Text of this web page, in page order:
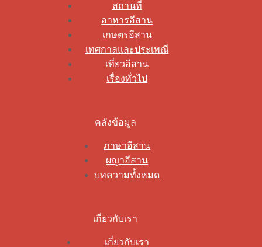
สถานที่
อาหารอีสาน
เกษตรอีสาน
เทศกาลและประเพณี
เที่ยวอีสาน
เรื่องทั่วไป
คลังข้อมูล
ภาษาอีสาน
ผญาอีสาน
บทความทั้งหมด
เกี่ยวกับเรา
เกี่ยวกับเรา